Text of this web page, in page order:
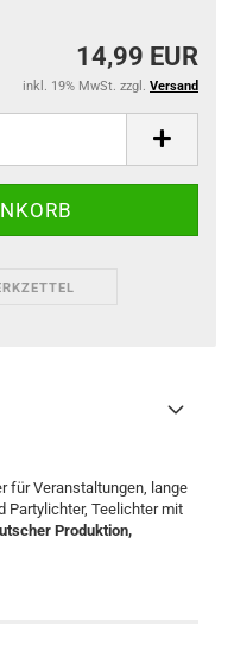
14,99 EUR
inkl. 19% MwSt. zzgl. Versand
für Veranstaltungen, lange
Partylichter, Teelichter mit
Produktion,